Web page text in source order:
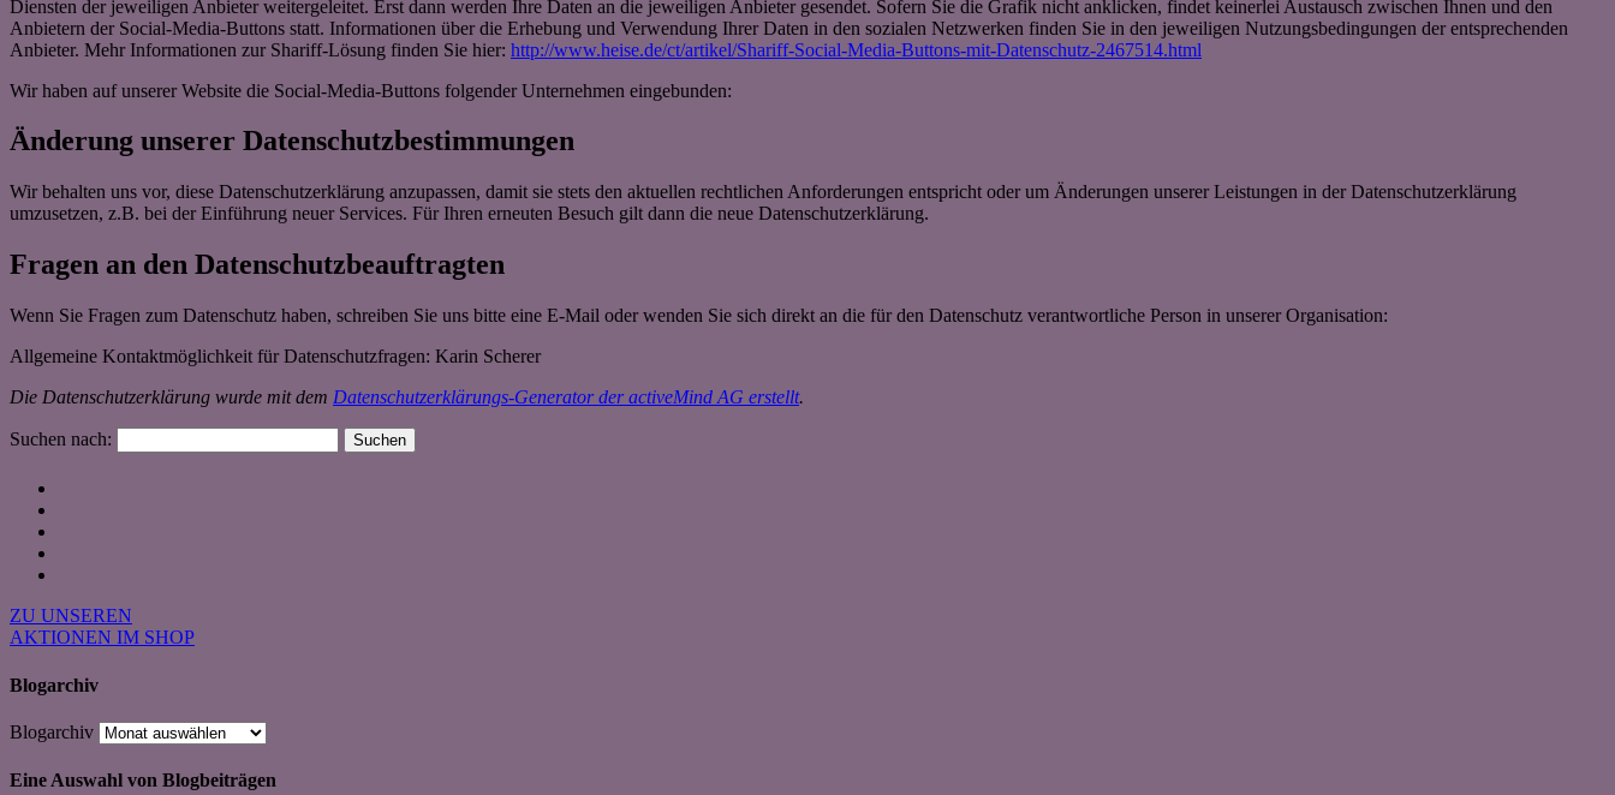
Diensten der jeweiligen Anbieter weitergeleitet. Erst dann werden Ihre Daten an die jeweiligen Anbieter gesendet. Sofern Sie die Grafik nicht anklicken, findet keinerlei Austausch zwischen Ihnen und den
Anbietern der Social-Media-Buttons statt. Informationen über die Erhebung und Verwendung Ihrer Daten in den sozialen Netzwerken finden Sie in den jeweiligen Nutzungsbedingungen der entsprechenden
Anbieter. Mehr Informationen zur Shariff-Lösung finden Sie hier: http://www.heise.de/ct/artikel/Shariff-Social-Media-Buttons-mit-Datenschutz-2467514.html
Wir haben auf unserer Website die Social-Media-Buttons folgender Unternehmen eingebunden:
Änderung unserer Datenschutzbestimmungen
Wir behalten uns vor, diese Datenschutzerklärung anzupassen, damit sie stets den aktuellen rechtlichen Anforderungen entspricht oder um Änderungen unserer Leistungen in der Datenschutzerklärung
umzusetzen, z.B. bei der Einführung neuer Services. Für Ihren erneuten Besuch gilt dann die neue Datenschutzerklärung.
Fragen an den Datenschutzbeauftragten
Wenn Sie Fragen zum Datenschutz haben, schreiben Sie uns bitte eine E-Mail oder wenden Sie sich direkt an die für den Datenschutz verantwortliche Person in unserer Organisation:
Allgemeine Kontaktmöglichkeit für Datenschutzfragen: Karin Scherer
Die Datenschutzerklärung wurde mit dem Datenschutzerklärungs-Generator der activeMind AG erstellt.
Suchen nach:
ZU UNSEREN
AKTIONEN IM SHOP
Blogarchiv
Blogarchiv
Eine Auswahl von Blogbeiträgen